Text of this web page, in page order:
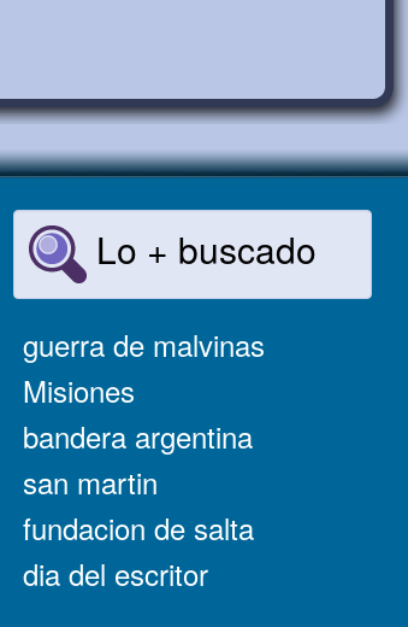
Lo + buscado
guerra de malvinas
Misiones
bandera argentina
san martin
fundacion de salta
dia del escritor